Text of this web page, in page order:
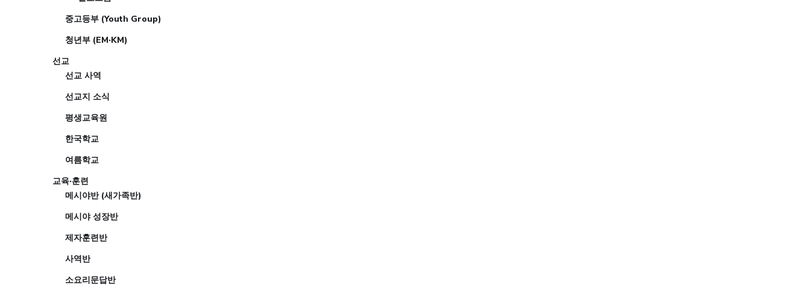
중고등부 (Youth Group)
청년부 (EM·KM)
선교
선교 사역
선교지 소식
평생교육원
한국학교
여름학교
교육·훈련
메시야반 (새가족반)
메시야 성장반
제자훈련반
사역반
소요리문답반